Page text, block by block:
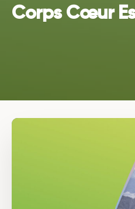
Corps Cœur